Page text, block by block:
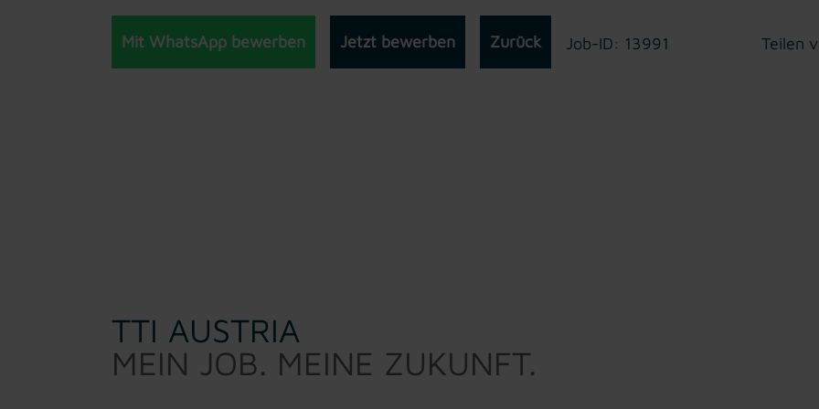
Mit WhatsApp bewerben Jetzt bewerben Teilen
Zurück Job-ID: 13991
TTI AUSTRIA
MEIN JOB. MEINE ZUKUNFT.